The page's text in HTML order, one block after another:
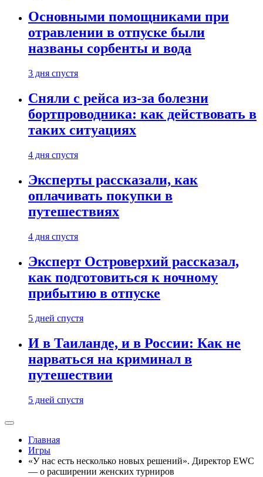
Основными помощниками при
отравлении в отпуске были
названы сорбенты и вода
3 дня спустя
Сняли с рейса из-за болезни
бортпроводника: как действовать в
таких ситуациях
4 дня спустя
Эксперты рассказали, как
оплачивать покупки в
путешествиях
4 дня спустя
Эксперт Островерхий рассказал,
как подготовиться к ночному
прибытию в отпуске
5 дней спустя
И в Таиланде, и в России: Как не
нарваться на криминал в
путешествии
5 дней спустя
Главная
Игры
«У нас есть несколько новых решений». Директор EWC
— о расширении женских турниров